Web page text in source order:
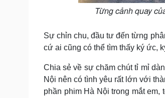
Từng cảnh quay
Sự chỉn chu, đầu tư đến từng
cứ ai cũng có thể tìm thấy ký ức,
Chia sẻ về sự chăm chút tỉ mỉ
Nội nên có tình yêu rất lớn với
phần phim Hà Nội trong mắt